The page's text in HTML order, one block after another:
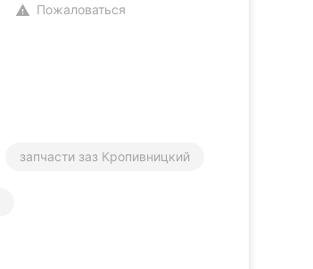
warning Пожаловаться
запчасти заз Кропивницкий